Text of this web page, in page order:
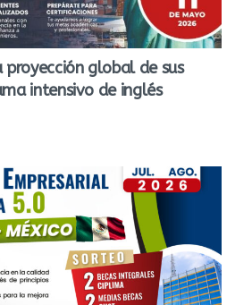
global de sus
intensivo de inglés